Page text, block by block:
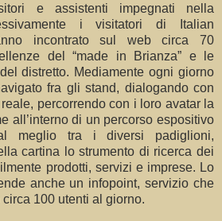
e assistenti impegnati nella
i visitatori di Italian
incontrato sul web circa 70
del “made in Brianza” e le
distretto. Mediamente ogni giorno
fra gli stand, dialogando con
percorrendo con i loro avatar la
all’interno di un percorso espositivo
meglio tra i diversi padiglioni,
cartina lo strumento di ricerca dei
prodotti, servizi e imprese. Lo
anche un infopoint, servizio che
100 utenti al giorno.